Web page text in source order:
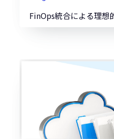
FinOps統合による理想